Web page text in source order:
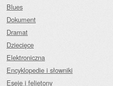
Blues
Dokument
Dramat
Dziecięce
Elektroniczna
Encyklopedie i słowniki
Eseje i felietony